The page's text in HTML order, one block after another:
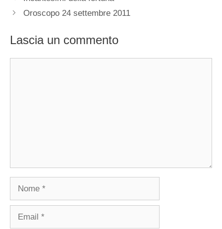
Oroscopo 24 settembre 2011
Lascia un commento
Nome
Email